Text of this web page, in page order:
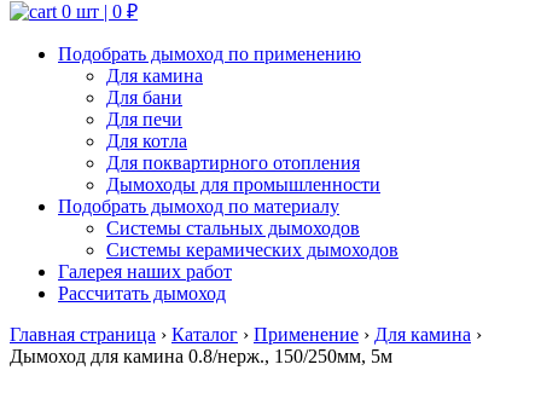
0 шт | 0 ₽
Подобрать дымоход по применению
Для камина
Для бани
Для печи
Для котла
Для поквартирного отопления
Дымоходы для промышленности
Подобрать дымоход по материалу
Системы стальных дымоходов
Системы керамических дымоходов
Галерея наших работ
Рассчитать дымоход
Главная страница › Каталог › Применение › Для камина ›
Дымоход для камина 0.8/нерж., 150/250мм, 5м